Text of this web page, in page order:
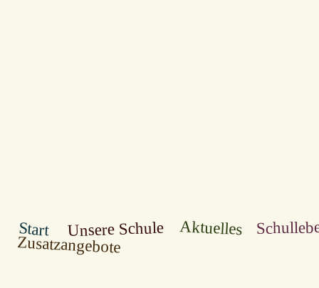
Start Unsere Schule Aktuelles
Zusatzangebote